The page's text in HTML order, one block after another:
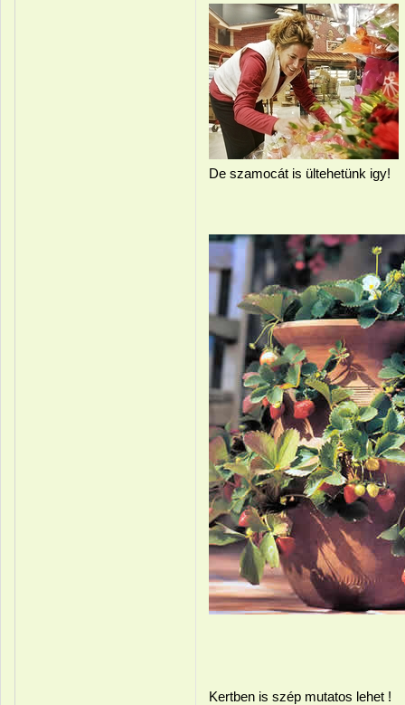
De szamocát is ültehetünk igy!
Kertben is szép mutatos lehet !